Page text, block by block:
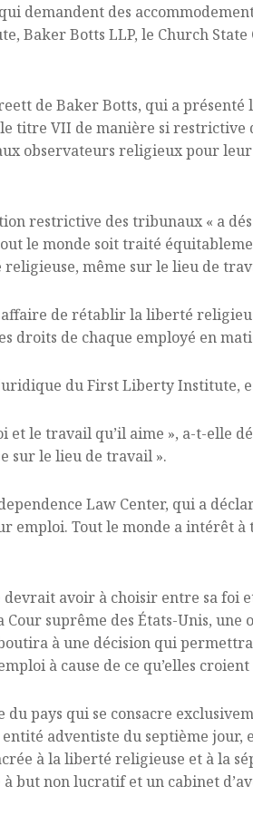
demandent des
Botts LLP, le Church State
de Baker Botts, qui a
titre VII de manière si restrictive
observateurs religieux pour
restrictive des tribunaux « a
le monde soit traité
même sur le lieu de
affaire de rétablir la liberté
de chaque employé en
du First Liberty Institute,
le travail qu’il aime », a-t-elle
sur le lieu de travail ».
Law Center, qui a
emploi. Tout le monde a intérêt à
avoir à choisir entre sa foi
suprême des États-Unis, une
à une décision qui
à cause de ce qu’elles
pays qui se consacre
adventiste du septième jour,
à la liberté religieuse et à la
but non lucratif et un cabinet